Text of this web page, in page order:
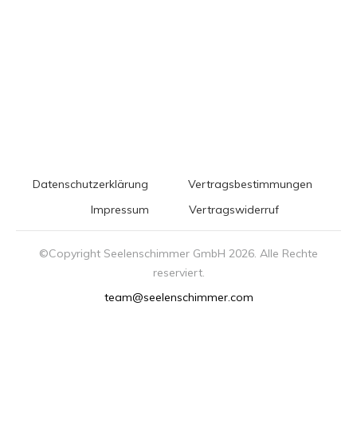
Datenschutzerklärung
Vertragsbestimmungen
Impressum
Vertragswiderruf
©Copyright Seelenschimmer GmbH 2026. Alle Rechte
reserviert.
team@seelenschimmer.com